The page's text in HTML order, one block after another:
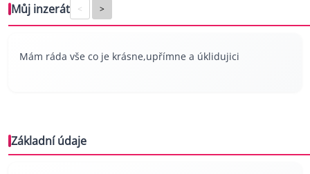
Můj inzerát < >
Mám ráda vše co je krásne,upřímne a úklidujici
Základní údaje